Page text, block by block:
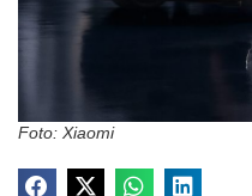
Foto: Xiaomi